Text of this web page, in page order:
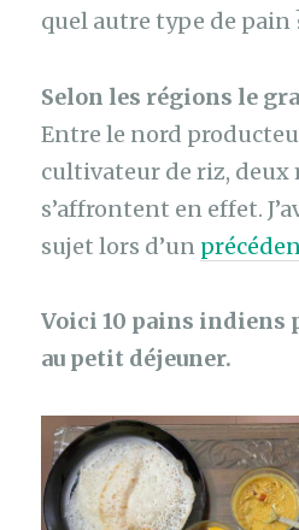
quel autre type de pain
Selon les régions le
Entre le nord
cultivateur de riz, deux
s’affrontent en effet.
sujet lors d’un
Voici 10 pains indiens
au petit déjeuner.